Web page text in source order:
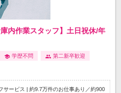
内作業スタッフ】土日祝休/年
学歴不問 第二新卒歓迎
サービス | 約9.7万件のお仕事あり／約900